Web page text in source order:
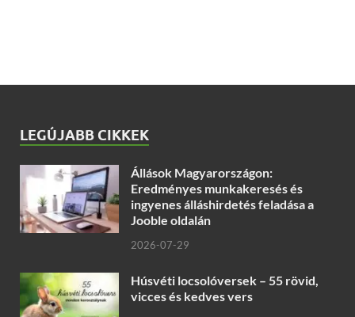
LEGÚJABB CIKKEK
Állások Magyarországon:
Eredményes munkakeresés és
ingyenes álláshirdetés feladása a
Jooble oldalán
2026-07-29
Húsvéti locsolóversek – 55 rövid,
vicces és kedves vers